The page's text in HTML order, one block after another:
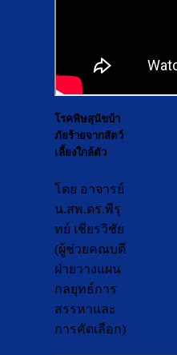
โรคพิษสุนัขบ้า
ภัยร้ายจากสัตว์
เลี้ยงใกล้ตัว
โดย อาจารย์
น.สพ.ดร.พีรุ
ทย์ เชียรวิชัย
(ผู้ช่วยคณบดี
ฝ่ายวางแผน
กลยุทธ์การ
สรรหาและ
การคัดเลือก)